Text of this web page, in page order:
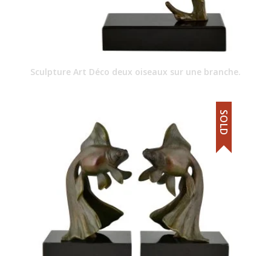
Sculpture Art Déco deux oiseaux sur une branche.
SOLD